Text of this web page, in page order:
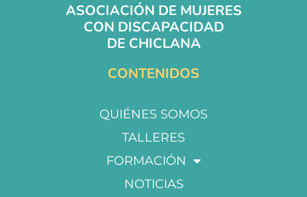
ASOCIACIÓN DE MUJERES
CON DISCAPACIDAD
DE CHICLANA
CONTENIDOS
QUIÉNES SOMOS
TALLERES
FORMACIÓN
NOTICIAS